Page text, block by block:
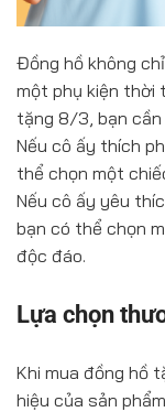
Đồng hồ không
một phụ kiện thời
tặng 8/3, bạn cần
Nếu cô ấy thích
thể chọn một
Nếu cô ấy yêu
bạn có thể chọn
độc đáo.
Lựa chọn
Khi mua đồng hồ
hiệu của sản